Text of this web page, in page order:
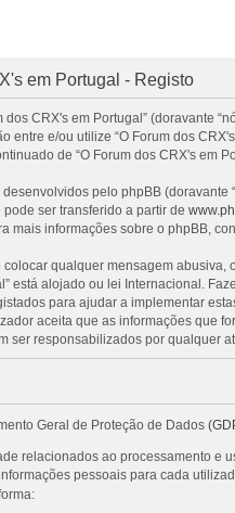
em Portugal - Registo
dos CRX's em Portugal” (doravante
entre e/ou utilize “O Forum dos
de “O Forum dos CRX's em
pelo phpBB (doravante
pode ser transferido a partir de
mais informações sobre o phpBB,
qualquer mensagem
está alojado ou lei Internacional.
para ajudar a implementar
aceita que as informações que
ser responsabilizados por qualquer
Geral de Proteção de Dados
relacionados ao processamento e
pessoais para cada